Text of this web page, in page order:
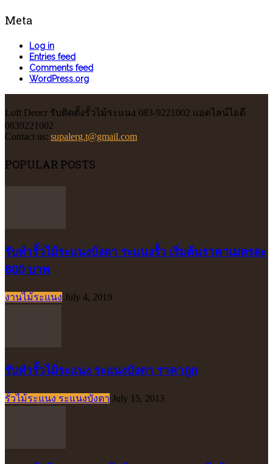
Meta
Log in
Entries feed
Comments feed
WordPress.org
Loft Deocr รับติดตั้งรั้วไม้ระแนง 083-9221002 แอดไลน์ไอดี
0839221002
Contact us: supalerg.t@gmail.com
POPULAR POSTS
รับทำรั้วไม้ระแนงบังตา ระแนงรั้ว เริ่มต้นราคาเมตรละ
800 บาท
งานไม้ระแนง July 4, 2019
รับทำรั้วไม้ระแนง ระแนงบังตา ราคาถูก
รั้วไม้ระแนง ระแนงบังตา July 15, 2013